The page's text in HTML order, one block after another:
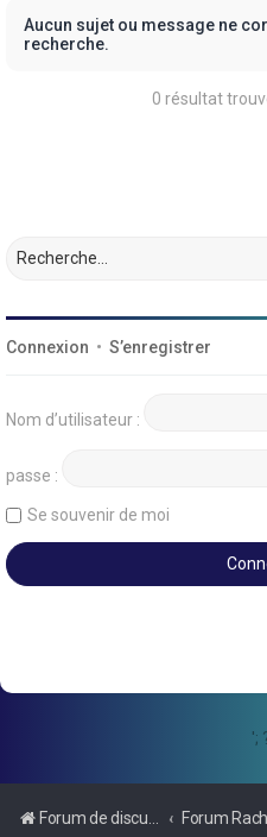
Aucun sujet ou message ne
recherche.
0 résultat
Connexion • S’enregistrer
Nom d’utilisateur :
passe :
Se souvenir de moi
';
Forum de discussions sur le Regroupement de Crédits et le Rachat de Crédits